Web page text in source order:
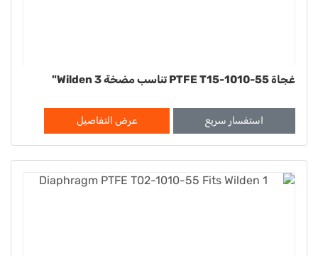
غجاة PTFE T15-1010-55 تناسب مضخة Wilden 3"
استفسار سريع عرض التفاصيل